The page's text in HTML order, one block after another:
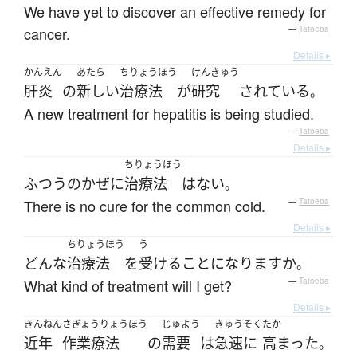
We have yet to discover an effective remedy for
cancer.
— Tatoeba
Details ▸
かんえん
肝炎 の
あたら
新しい
ちりょうほう
治療法 が
けんきゅう
研究 されている。
A new treatment for hepatitis is being studied.
— Tatoeba
Details ▸
ふつうのかぜに
ちりょうほう
治療法 はない。
There is no cure for the common cold. — Tatoeba
Details ▸
どんな
ちりょうほう
治療法 を
う
受ける ことになりますか。
What kind of treatment will I get? — Tatoeba
Details ▸
きんねん
近年
さぎょうりょうほう
作業療法 の
じゅよう
需要 は
きゅうそく
急速に
たか
高まった。